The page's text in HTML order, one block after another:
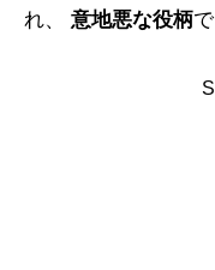
れ、 意地悪な役柄